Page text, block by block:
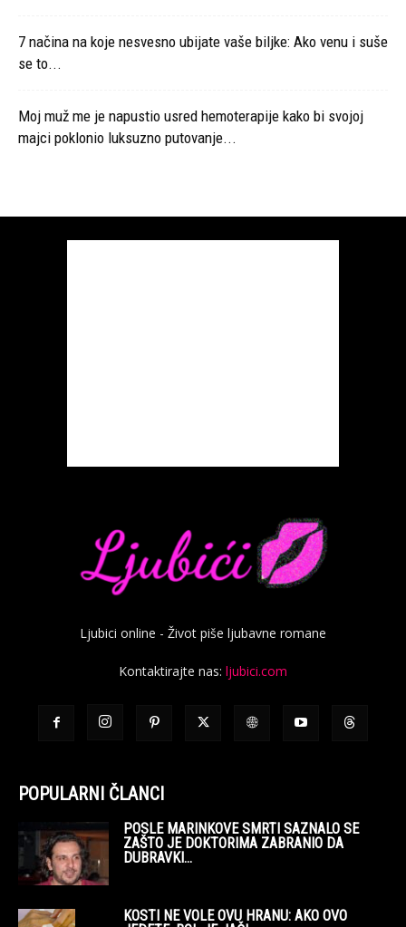
7 načina na koje nesvesno ubijate vaše biljke: Ako venu i suše
se to...
Moj muž me je napustio usred hemoterapije kako bi svojoj
majci poklonio luksuzno putovanje...
Ljubici online - Život piše ljubavne romane
Kontaktirajte nas: ljubici.com
POPULARNI ČLANCI
POSLE MARINKOVE SMRTI SAZNALO SE
ZAŠTO JE DOKTORIMA ZABRANIO DA
DUBRAVKI...
KOSTI NE VOLE OVU HRANU: AKO OVO